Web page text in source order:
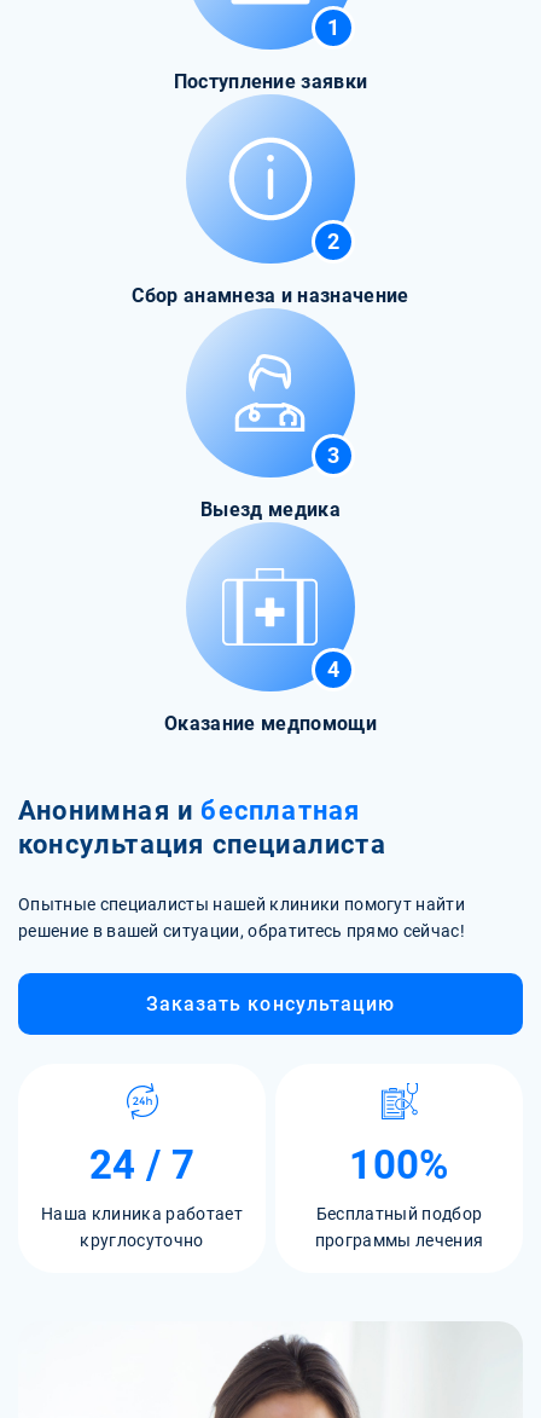
1
Поступление заявки
2
Сбор анамнеза и назначение
3
Выезд медика
4
Оказание медпомощи
Анонимная и бесплатная
консультация специалиста
Опытные специалисты нашей клиники помогут найти
решение в вашей ситуации, обратитесь прямо сейчас!
Заказать консультацию
24 / 7
Наша клиника работает
круглосуточно
100%
Бесплатный подбор
программы лечения